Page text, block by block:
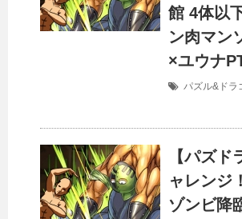
館 4体以
ン肉マン
×ユウナ
パズル&ドラ
【パズド
ャレンジ
ゾンビ